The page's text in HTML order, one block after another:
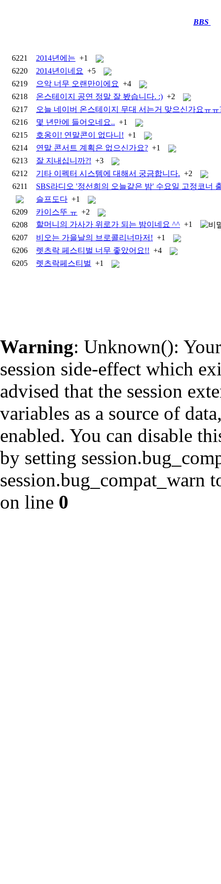
BBS
6221 2014년에는 +1
6220
2014년이네요 +5
6219
으악 너무 오랜만이에요 +4
6218
온스테이지 공연 정말 잘 봤습니다. :) +2
6217
오늘 네이버 온스테이지 무대 서는거 맞으신가요ㅠㅠ
6216
몇 년만에 들어오네요.. +1
6215
호옹이! 연말콘이 없다니! +1
6214
연말 콘서트 계획은 없으신가요? +1
6213
잘 지내십니까?! +3
6212
기타 이펙터 시스템에 대해서 궁금합니다. +2
6211
SBS라디오 '정선희의 오늘같은 밤' 수요일 고정코너
슬프도다 +1
6209
카이스뚜 ㅠ +2
6208
할머니의 가사가 위로가 되는 밤이네요 ^^ +1
6207
비오는 가을날의 브로콜리너마저! +1
6206
렛츠락 페스티벌 너무 좋았어요!! +4
6205
렛츠락페스티벌 +1
Warning: Unknown():
session side-effect which
advised that the session
variables as a source of
enabled. You can disable
by setting
session.bug_compat_warn
on line 0